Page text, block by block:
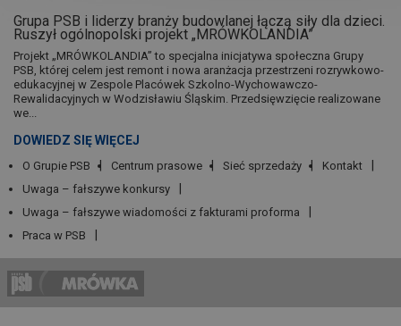
Grupa PSB i liderzy branży budowlanej łączą siły dla dzieci.
Ruszył ogólnopolski projekt „MRÓWKOLANDIA”
Projekt „MRÓWKOLANDIA” to specjalna inicjatywa społeczna Grupy
PSB, której celem jest remont i nowa aranżacja przestrzeni rozrywkowo-
edukacyjnej w Zespole Placówek Szkolno-Wychowawczo-
Rewalidacyjnych w Wodzisławiu Śląskim. Przedsięwzięcie realizowane
we...
DOWIEDZ SIĘ WIĘCEJ
O Grupie PSB Centrum prasowe Sieć sprzedaży
Kontakt
Uwaga – fałszywe konkursy
Uwaga – fałszywe wiadomości z fakturami proforma
Praca w PSB